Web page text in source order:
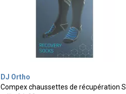
DJ Ortho
Compex chaussettes de récupération S